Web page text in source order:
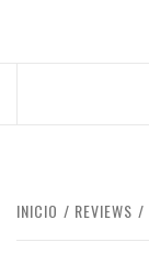
INICIO REVIEWS